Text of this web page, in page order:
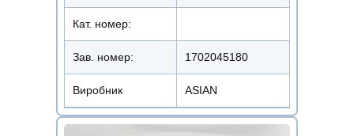
Кат. номер:
Зав. номер: 1702045180
Виробник ASIAN